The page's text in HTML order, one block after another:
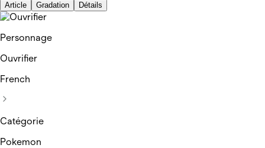
Article Gradation Détails
Personnage
Ouvrifier
French
Catégorie
Pokemon